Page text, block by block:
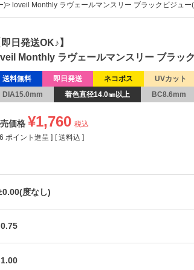
) loveil Monthly ラヴェールマンスリー ブラックビジュ
即日発送OK♪】
Monthly ラヴェールマンスリー ブラッ
送料無料 即日発送 ネコポス UVカット
DIA15.0mm
着色直径14.0㎜以上 BC8.6mm
価格 ¥1,760 税込
ポイント進呈 ] 送料込
度なし)